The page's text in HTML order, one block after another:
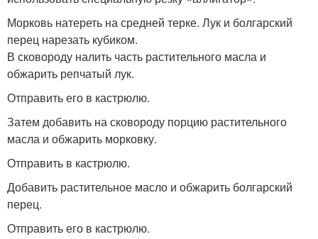
Морковь натереть на средней терке. Лук и болгарский
перец нарезать кубиком.
В сковороду налить часть растительного масла и
обжарить репчатый лук.
Отправить его в кастрюлю.
Затем добавить на сковороду порцию растительного
масла и обжарить морковку.
Отправить в кастрюлю.
Добавить растительное масло и обжарить болгарский
перец.
Отправить его в кастрюлю.